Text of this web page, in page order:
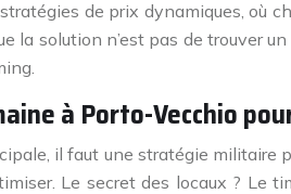
de prix dynamiques, où
la solution n’est pas de trouver
à Porto-Vecchio
il faut une stratégie
Le secret des locaux ?